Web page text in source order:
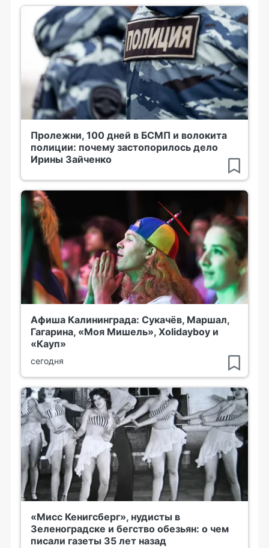
Пролежни, 100 дней в БСМП и волокита
полиции: почему застопорилось дело
Ирины Зайченко
Афиша Калининграда: Сукачёв, Маршал,
Гагарина, «Моя Мишель», Xolidayboy и
«Кауп»
сегодня
«Мисс Кенигсберг», нудисты в
Зеленоградске и бегство обезьян: о чем
писали газеты 35 лет назад